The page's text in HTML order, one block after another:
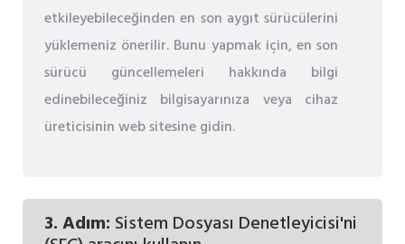
etkileyebileceğinden en son aygıt sürücülerini
yüklemeniz önerilir. Bunu yapmak için, en son
sürücü güncellemeleri hakkında bilgi
edinebileceğiniz bilgisayarınıza veya cihaz
üreticisinin web sitesine gidin.
3. Adım: Sistem Dosyası Denetleyicisi'ni